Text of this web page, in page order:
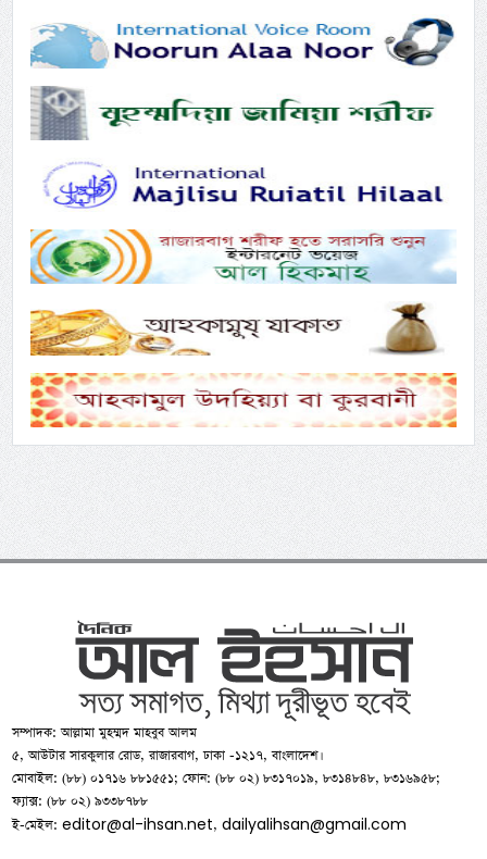
সম্পাদক: আল্লামা মুহম্মদ মাহবুব আলম
৫, আউটার সারকুলার রোড, রাজারবাগ, ঢাকা -১২১৭, বাংলাদেশ।
মোবাইল: (৮৮) ০১৭১৬ ৮৮১৫৫১; ফোন: (৮৮ ০২) ৮৩১৭০১৯, ৮৩১৪৮৪৮, ৮৩১৬৯৫৮;
ফ্যাক্স: (৮৮ ০২) ৯৩৩৮৭৮৮
ই-মেইল:editor@al-ihsan.net,dailyalihsan@gmail.com